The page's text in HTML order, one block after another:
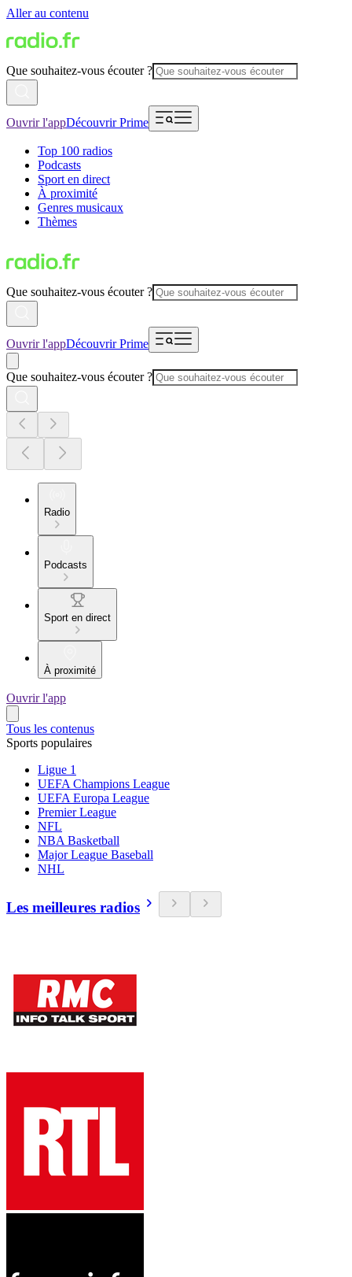
Aller au contenu
Que souhaitez-vous écouter ?
Ouvrir l'appDécouvrir Prime
Top 100 radios
Podcasts
Sport en direct
À proximité
Genres musicaux
Thèmes
Que souhaitez-vous écouter ?
Ouvrir l'appDécouvrir Prime
Que souhaitez-vous écouter ?
Radio
Podcasts
Sport en direct
À proximité
Ouvrir l'app
Tous les contenus
Sports populaires
Ligue 1
UEFA Champions League
UEFA Europa League
Premier League
NFL
NBA Basketball
Major League Baseball
NHL
Les meilleures radios